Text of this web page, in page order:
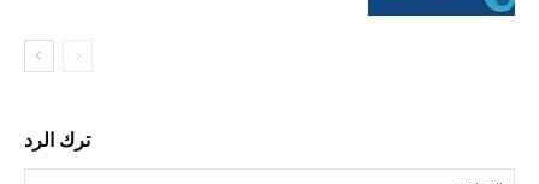
ترك الرد